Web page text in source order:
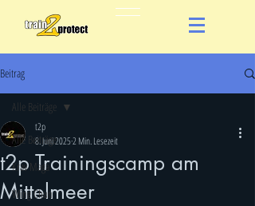
Beitrag
Alle Beiträge
Krav Maga
Wing Chun
Alle Beiträge
t2p Trainingscamp am
Mittelmeer
t2p
8. Juni 20252 Min. Lesezeit